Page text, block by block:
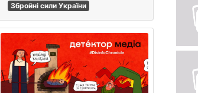
Збройні сили України